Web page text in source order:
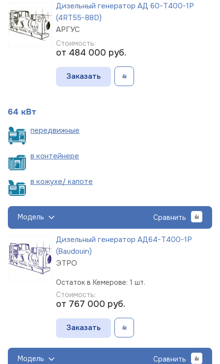
Дизельный генератор АД 60-Т400-1Р
(4RT55-88D)
АРГУС
Стоимость:
от 484 000 руб.
Заказать
64 кВт
передвижные
в контейнере
в кожухе/ капоте
Модель Сравнить
Дизельный генератор АД64-Т400-1Р
(Baudouin)
ЭТРО
Остаток в Кемерове: 1 шт.
Стоимость:
от 767 000 руб.
Заказать
Модель Сравнить